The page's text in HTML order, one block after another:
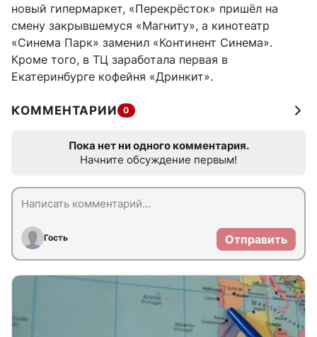
новый гипермаркет, «Перекрёсток» пришёл на
смену закрывшемуся «Магниту», а кинотеатр
«Синема Парк» заменил «Континент Синема».
Кроме того, в ТЦ заработала первая в
Екатеринбурге кофейня «Дринкит».
КОММЕНТАРИИ 0
Пока нет ни одного комментария.
Начните обсуждение первым!
Гость Отправить